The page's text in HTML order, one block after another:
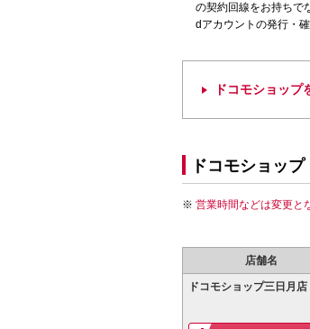
の契約回線をお持ちで
dアカウントの発行・確
ドコモショップ
ドコモショップ
営業時間などは変更と
店舗名
ドコモショップ三日月店